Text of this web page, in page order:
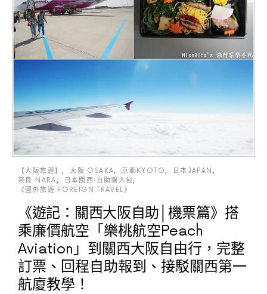
【大阪旅遊】 大阪 OSAKA 京都KYOTO
日本JAPAN
奈良 NARA
日本關西‧自助懶人包
《國外旅遊 FOREIGN TRAVEL》
《遊記：關西大阪自助│機票篇》搭
乘廉價航空「樂桃航空Peach
Aviation」到關西大阪自由行，完整
訂票、回程自助報到、接駁關西第一
航廈教學！